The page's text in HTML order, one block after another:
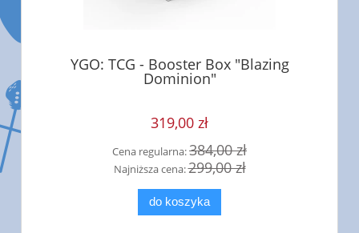
YGO: TCG - Booster Box "Blazing
Dominion"
319,00 zł
Cena regularna:384,00 zł
Najniższa cena:299,00 zł
do koszyka